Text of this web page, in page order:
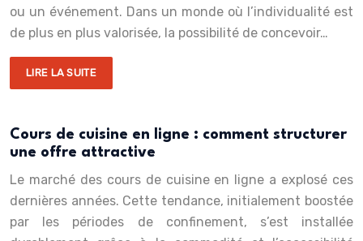
ou un événement. Dans un monde où l’individualité est
de plus en plus valorisée, la possibilité de concevoir…
LIRE LA SUITE
Cours de cuisine en ligne : comment structurer
une offre attractive
Le marché des cours de cuisine en ligne a explosé ces
dernières années. Cette tendance, initialement boostée
par les périodes de confinement, s’est installée